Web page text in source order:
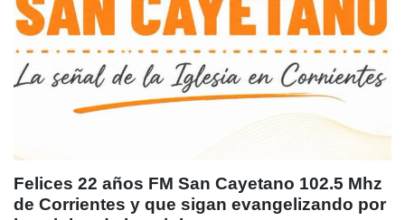
Felices 22 años FM San Cayetano 102.5 Mhz
de Corrientes y que sigan evangelizando por